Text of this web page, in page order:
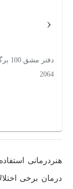
دفتر مشق مدل ایفل
‹
هنردرمانی
درمان برخی